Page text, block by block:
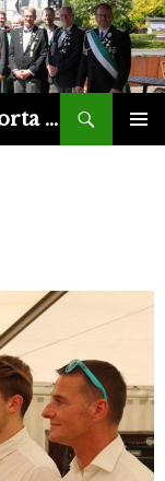
Schützenverein Barkhausen Porta 1899 e.V.